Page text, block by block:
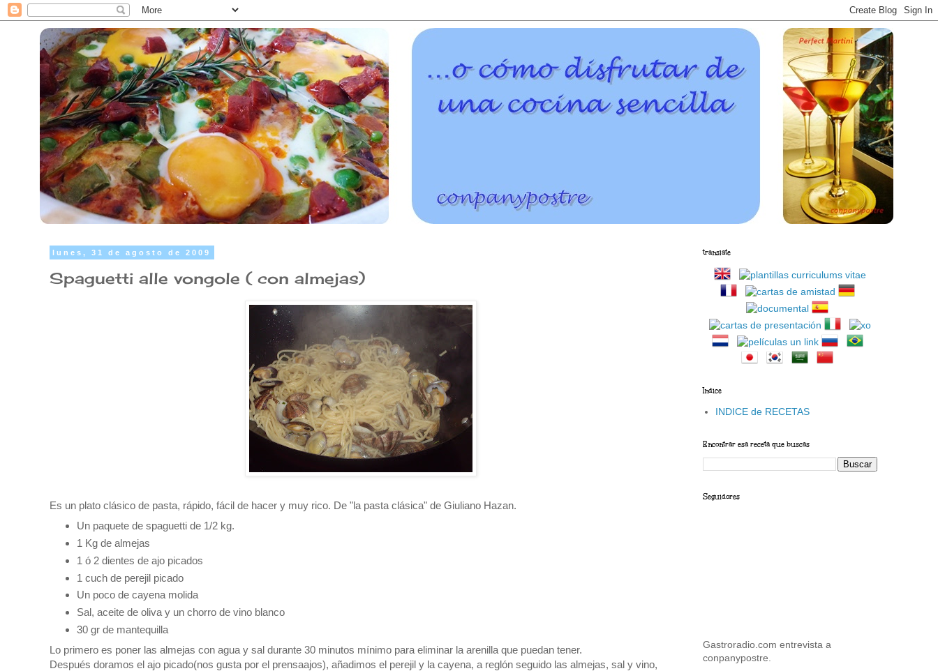
lunes, 31 de agosto de 2009
Spaguetti alle vongole ( con almejas)
Es un plato clásico de pasta, rápido, fácil de hacer y muy rico. De "la pasta clásica" de Giuliano Hazan.
Un paquete de spaguetti de 1/2 kg.
1 Kg de almejas
1 ó 2 dientes de ajo picados
1 cuch de perejil picado
Un poco de cayena molida
Sal, aceite de oliva y un chorro de vino blanco
30 gr de mantequilla
Lo primero es poner las almejas con agua y sal durante 30 minutos mínimo para eliminar la arenilla que puedan tener.
Después doramos el ajo picado(nos gusta por el prensaajos), añadimos el perejil y la cayena, a reglón seguido las almejas, sal y vino,
translate
Indice
INDICE de RECETAS
Encontrar esa receta que buscas
Seguidores
Gastroradio.com entrevista a
conpanypostre.